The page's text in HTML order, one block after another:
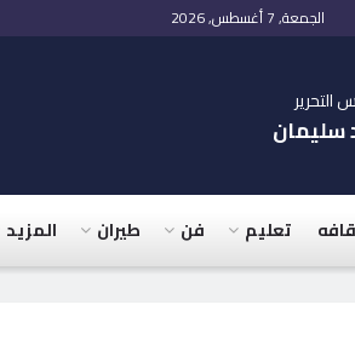
الجمعة, 7 أغسطس, 2026
التحرير
سليمان
تعليم فن طيران المزيد